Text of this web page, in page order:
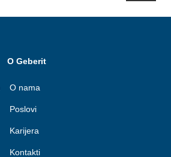
O Geberit
O nama
Poslovi
Karijera
Kontakti